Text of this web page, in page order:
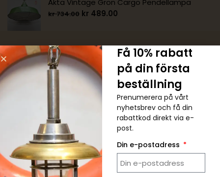
Äkta Vintage Grön Cargo Pendellampa
kr734.00 kr 489.00
5 % RABATT. Kupongkod:
QKWCM2KC
Prenumerera på det veckovisa
nyhetsbrevet för alla senaste
uppdateringar
Få 10% rabatt
på din första
beställning
Prenumerera på vårt
nyhetsbrev och få din
rabattkod direkt via e-
post.
Din e-postadress